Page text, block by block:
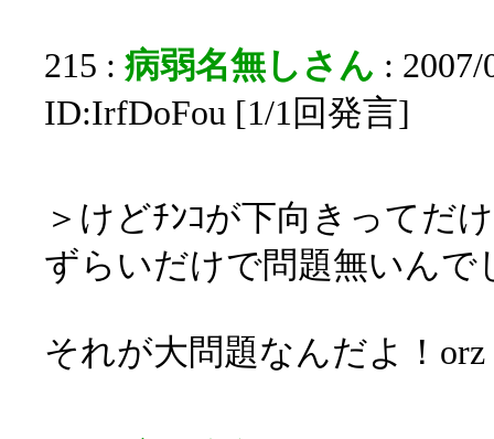
215 : 病弱名無しさん :
ID:IrfDoFou [1/1回発言]
＞けどﾁﾝｺが下向きってだ
ずらいだけで問題無いんで
それが大問題なんだよ！orz